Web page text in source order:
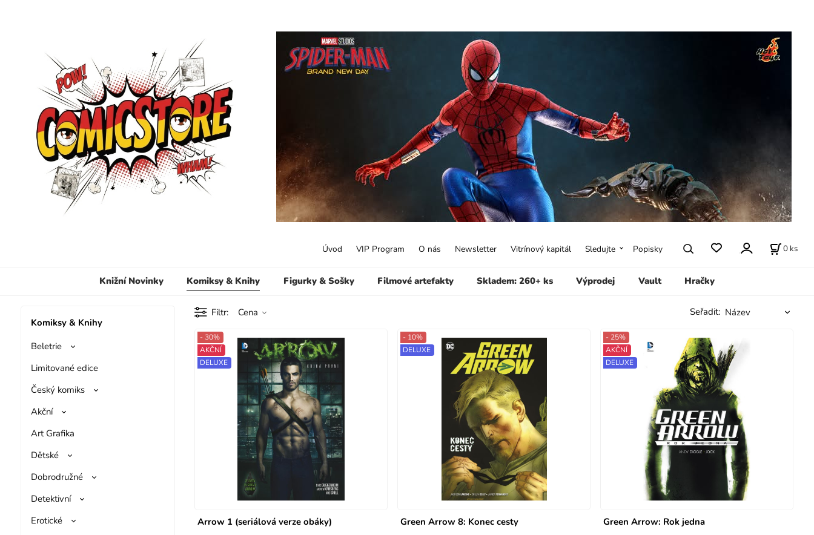
Knižní Novinky Komiksy & Knihy Figurky & Sošky Filmové artefakty Skladem: 260+ ks Výprodej Vault Hračky
Úvod VIP Program O nás Newsletter Vitrínový kapitál Sledujte Popisky 0 ks
Komiksy & Knihy
Beletrie
Limitované edice
Český komiks
Akční
Art Grafika
Dětské
Dobrodružné
Detektivní
Erotické
Filtr Cena Seřadit:
Arrow 1 (seriálová verze obáky)
- 30%
AKČNÍ
DELUXE
Green Arrow 8: Konec cesty
- 10%
DELUXE
Green Arrow: Rok jedna
- 25%
AKČNÍ
DELUXE